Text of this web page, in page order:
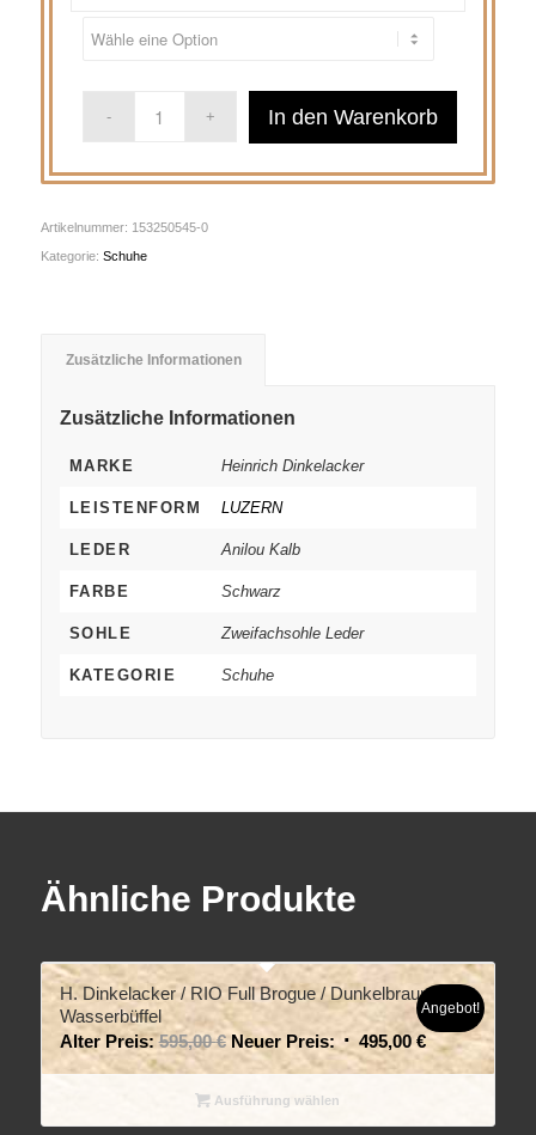
In den Warenkorb
Artikelnummer: 153250545-0
Kategorie: Schuhe
Zusätzliche Informationen
Zusätzliche Informationen
MARKE Heinrich Dinkelacker
LEISTENFORM LUZERN
LEDER Anilou Kalb
FARBE Schwarz
SOHLE Zweifachsohle Leder
KATEGORIE Schuhe
Ähnliche Produkte
H. Dinkelacker / RIO Full Brogue / Dunkelbraun
Wasserbüffel
Alter Preis: 595,00€ Neuer Preis: 495,00 €
Angebot!
Ausführung wählen